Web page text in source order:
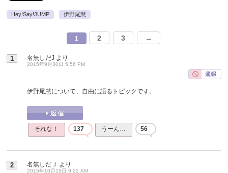
Hey!Say!JUMP 伊野尾慧
1 2 3 →
1 名無しだJ より
2015年9月30日 5:56 PM
伊野尾慧について、自由に語るトピックです。
それな！ 137 うーん… 56
2 名無しだＪ より
2015年10月19日 9:22 AM